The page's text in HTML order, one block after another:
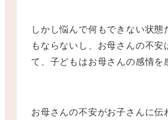
しかし悩んで何もできない状態
もならないし、お母さんの不安
て、子どもはお母さんの感情を
お母さんの不安がお子さんに伝